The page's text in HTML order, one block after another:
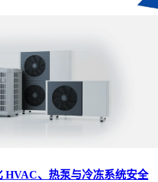
HVAC、热泵与冷冻系统安全